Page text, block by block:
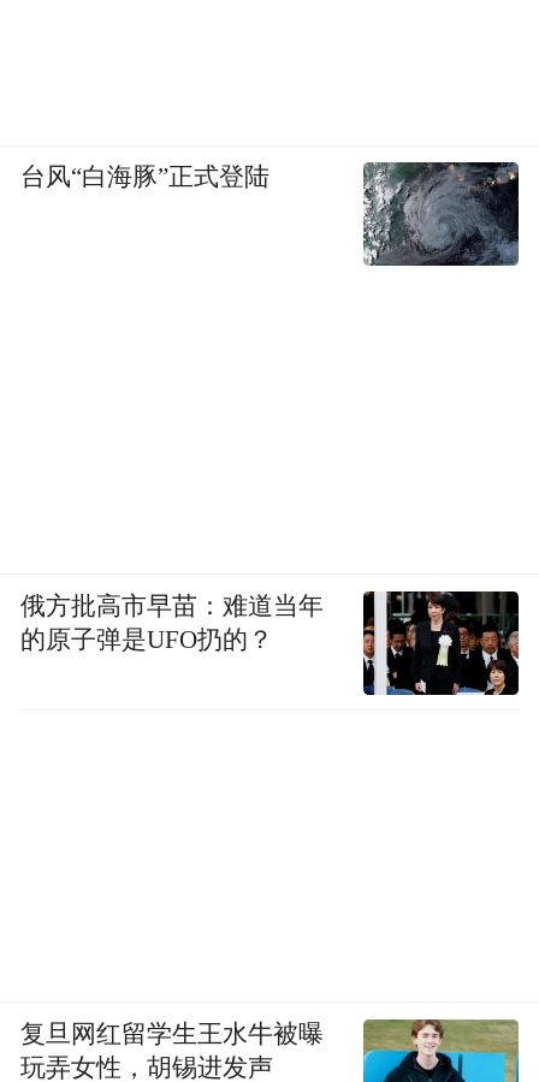
台风“白海豚”正式登陆
俄方批高市早苗：难道当年
的原子弹是UFO扔的？
复旦网红留学生王水牛被曝
玩弄女性，胡锡进发声